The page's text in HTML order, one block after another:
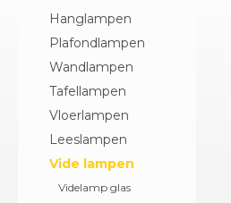
Hanglampen
Plafondlampen
Wandlampen
Tafellampen
Vloerlampen
Leeslampen
Vide lampen
Videlamp glas